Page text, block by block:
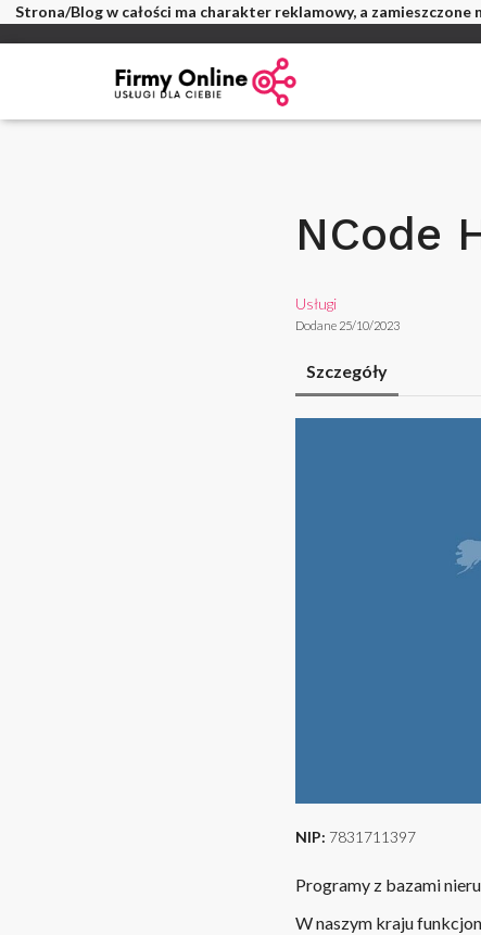
Strona/Blog w całości ma charakter reklamowy, a
NCode
Usługi
Dodane 25/10/2023
Szczegóły
NIP: 7831711397
Programy z bazami
W naszym kraju